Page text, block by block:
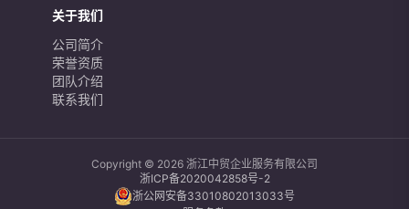
关于我们
公司简介
荣誉资质
团队介绍
联系我们
Copyright © 2026 浙江中贸企业服务有限公司
浙ICP备2020042858号-2
浙公网安备33010802013033号